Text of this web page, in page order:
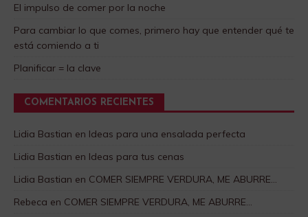
El impulso de comer por la noche
Para cambiar lo que comes, primero hay que entender qué te
está comiendo a ti
Planificar = la clave
COMENTARIOS RECIENTES
Lidia Bastian en Ideas para una ensalada perfecta
Lidia Bastian en Ideas para tus cenas
Lidia Bastian en COMER SIEMPRE VERDURA, ME ABURRE…
Rebeca en COMER SIEMPRE VERDURA, ME ABURRE…